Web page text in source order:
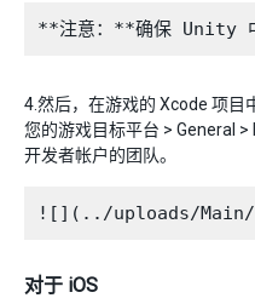
4.然后，在游戏的 Xcode 项目
您的游戏目标平台 > General
开发者帐户的团队。
对于 iOS